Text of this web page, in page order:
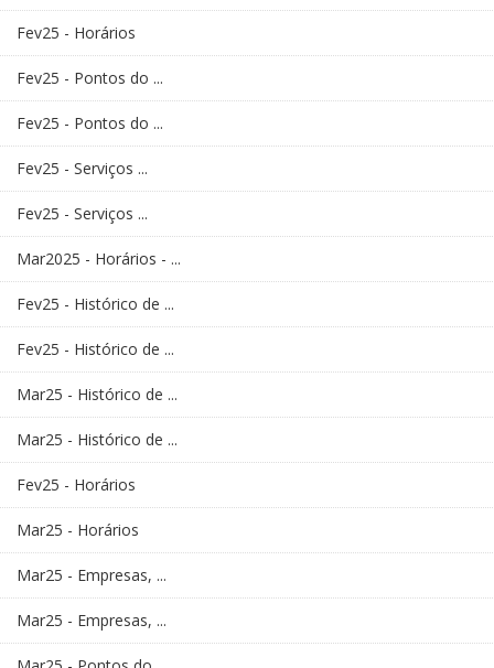
Fev25 - Horários
Fev25 - Pontos do ...
Fev25 - Pontos do ...
Fev25 - Serviços ...
Fev25 - Serviços ...
Mar2025 - Horários - ...
Fev25 - Histórico de ...
Fev25 - Histórico de ...
Mar25 - Histórico de ...
Mar25 - Histórico de ...
Fev25 - Horários
Mar25 - Horários
Mar25 - Empresas, ...
Mar25 - Empresas, ...